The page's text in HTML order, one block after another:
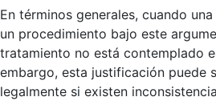
En términos generales, cuando
un procedimiento bajo este
tratamiento no está contemplado
embargo, esta justificación puede
legalmente si existen